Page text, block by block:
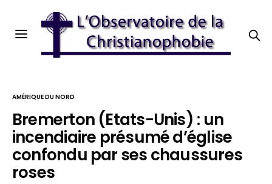
AMÉRIQUE DU NORD
Bremerton (Etats-Unis) : un
incendiaire présumé d’église
confondu par ses chaussures
roses